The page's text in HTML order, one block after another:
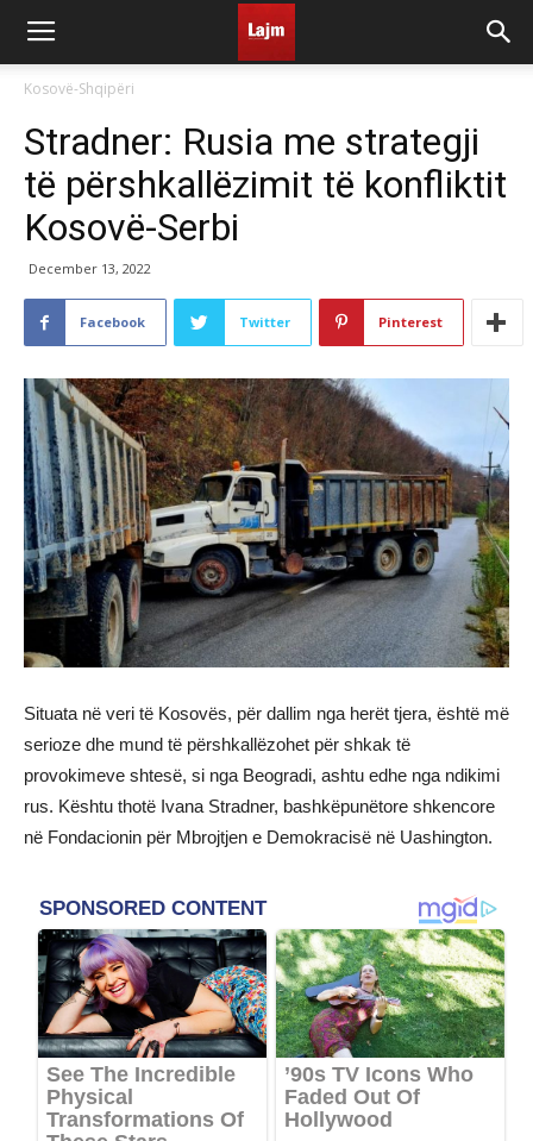
Kosovë-Shqipëri
Stradner: Rusia me strategji
të përshkallëzimit të konfliktit
Kosovë-Serbi
December 13, 2022
Facebook Twitter Pinterest
Situata në veri të Kosovës, për dallim nga herët tjera, është më
serioze dhe mund të përshkallëzohet për shkak të
provokimeve shtesë, si nga Beogradi, ashtu edhe nga ndikimi
rus. Kështu thotë Ivana Stradner, bashkëpunëtore shkencore
në Fondacionin për Mbrojtjen e Demokracisë në Uashington.